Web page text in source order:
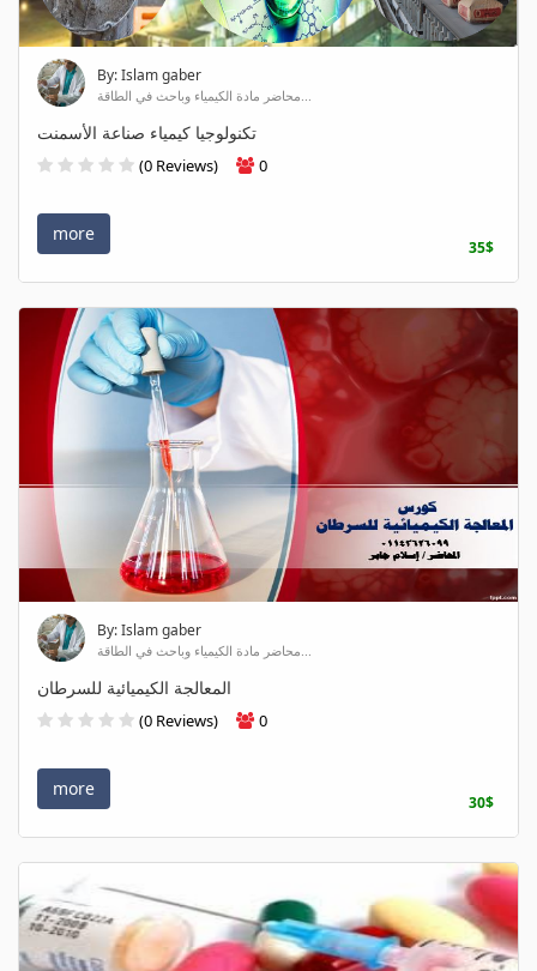
By: Islam gaber
محاضر مادة الكيمياء وباحث في الطاقة...
تكنولوجيا كيمياء صناعة الأسمنت
(0 Reviews) 0
more
35$
By: Islam gaber
محاضر مادة الكيمياء وباحث في الطاقة...
المعالجة الكيميائية للسرطان
(0 Reviews) 0
more
30$